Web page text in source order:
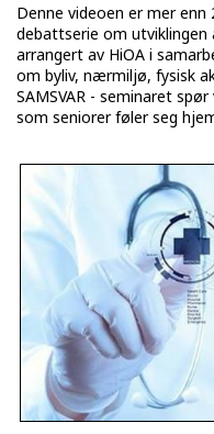
Denne videoen er mer
debattserie om utviklingen
arrangert av HiOA i
om byliv, nærmiljø, fysisk
SAMSVAR - seminaret
som seniorer føler seg